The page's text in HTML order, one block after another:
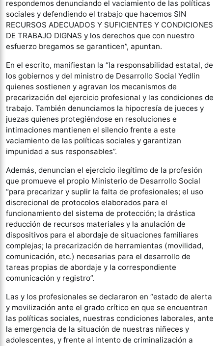
respondemos denunciando el vaciamiento de las políticas
sociales y defendiendo el trabajo que hacemos SIN
RECURSOS ADECUADOS Y SUFICIENTES Y CONDICIONES
DE TRABAJO DIGNAS y los derechos que con nuestro
esfuerzo bregamos se garanticen”, apuntan.
En el escrito, manifiestan la “la responsabilidad estatal, de
los gobiernos y del ministro de Desarrollo Social Yedlin
quienes sostienen y agravan los mecanismos de
precarización del ejercicio profesional y las condiciones de
trabajo. También denunciamos la hipocresía de jueces y
juezas quienes protegiéndose en resoluciones e
intimaciones mantienen el silencio frente a este
vaciamiento de las políticas sociales y garantizan
impunidad a sus responsables”.
Además, denuncian el ejercicio ilegítimo de la profesión
que promueve el propio Ministerio de Desarrollo Social
“para precarizar y suplir la falta de profesionales; el uso
discrecional de protocolos elaborados para el
funcionamiento del sistema de protección; la drástica
reducción de recursos materiales y la anulación de
dispositivos para el abordaje de situaciones familiares
complejas; la precarización de herramientas (movilidad,
comunicación, etc.) necesarias para el desarrollo de
tareas propias de abordaje y la correspondiente
comunicación y registro”.
Las y los profesionales se declararon en “estado de alerta
y movilización ante el grado crítico en que se encuentran
las políticas sociales, nuestras condiciones laborales, ante
la emergencia de la situación de nuestras niñeces y
adolescentes, y frente al intento de criminalización a